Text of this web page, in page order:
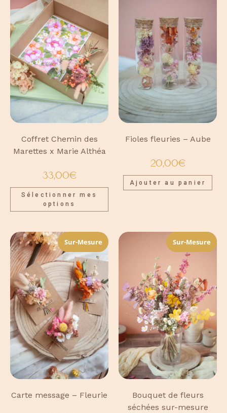
Coffret Chemin des
Marettes x Marie Althéa
33,00€
Sélectionner mes
options
Fioles fleuries – Aube
20,00€
Ajouter au panier
Sur-Mesure
Carte message – Fleurie
Sur-Mesure
Bouquet de fleurs
séchées sur-mesure